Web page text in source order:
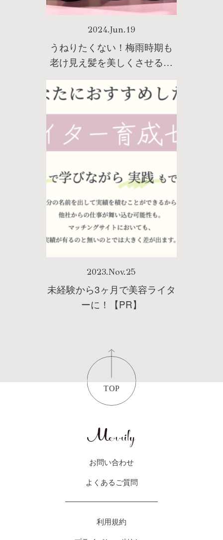
2024.Jun.19
うねりたくない！梅雨時期も
老け見え髪を美しくさせるヘ
2023.Nov.25
未経験から3ヶ月で美容ライタ
ーに！【PR】
お問い合わせ
よくあるご質問
利用規約